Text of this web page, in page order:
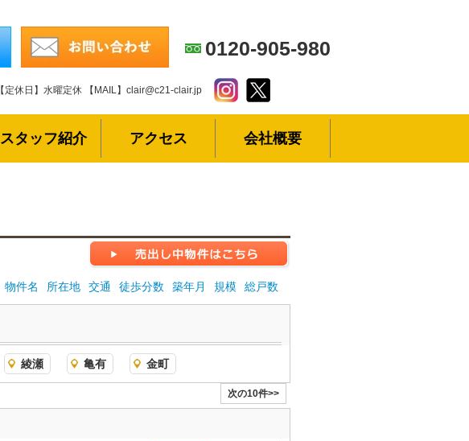
0120-905-980
【定休日】水曜定休 【MAIL】clair@c21-clair.jp
スタッフ紹介 アクセス 会社概要
物件名 所在地 交通 徒歩分数 築年月 規模 総戸数
綾瀬 亀有 金町
次の10件>>